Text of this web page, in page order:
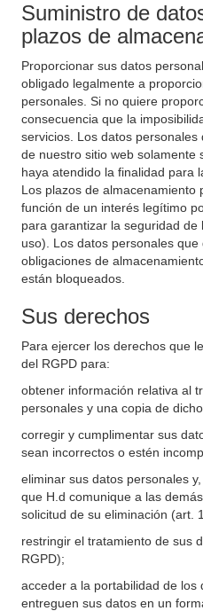
Suministro de
plazos de
Proporcionar sus datos
obligado legalmente a
personales. Si no quiere
consecuencia que la
servicios. Los datos
de nuestro sitio web solamente
haya atendido la finalidad para
Los plazos de almacenamiento
función de un interés legítimo
para garantizar la seguridad
uso). Los datos personales
obligaciones de
están bloqueados.
Sus derechos
Para ejercer los derechos que
del RGPD para:
obtener información relativa al
personales y una copia de
corregir y cumplimentar sus
sean incorrectos o estén
eliminar sus datos personales
que H.d comunique a las
solicitud de su eliminación (art.
restringir el tratamiento de sus
RGPD);
acceder a la portabilidad de los
entreguen sus datos en un